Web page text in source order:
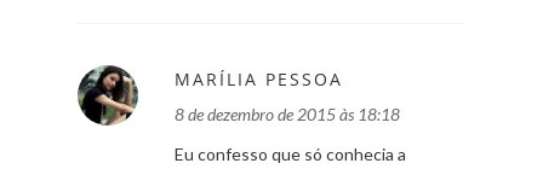
MARÍLIA PESSOA
8 de dezembro de 2015 às 18:18
Eu confesso que só conhecia a